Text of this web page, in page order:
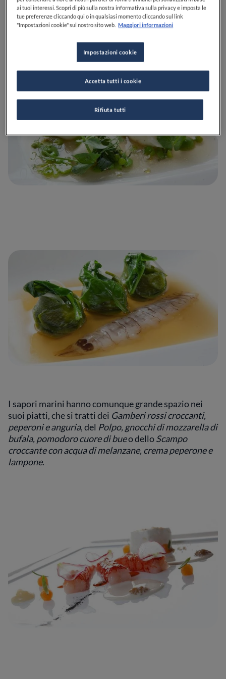
pistacchi e mandorle, brodo di pecorao gliGnocchi
con piselli, rape ed erbe di campo.
I sapori marini hanno comunque grande spazio nei
suoi piatti, che si tratti dei Gamberi rossi croccanti,
peperoni e anguria, del Polpo, gnocchi di mozzarella di
bufala, pomodoro cuore di bueo delloScampo
croccante con acqua di melanzane, crema peperone e
lampone.
ai tuoi interessi. Scopri di più sulla nostra informativa sulla privacy e imposta le
tue preferenze cliccando qui o in qualsiasi momento cliccando sul link
"Impostazioni cookie" sul nostro sito web. Maggiori informazioni
Impostazioni cookie
Rifiuta tutti
Accetta tutti i cookie